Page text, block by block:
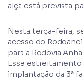
alça está prevista
Nesta terça-feira,
acesso do
para a Rodovia
Esse estreitamento
implantação da 3ª